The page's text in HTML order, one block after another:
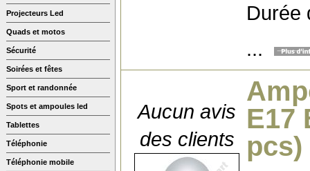
Projecteurs Led
Quads et motos
Sécurité
Soirées et fêtes
Sport et randonnée
Spots et ampoules led
Tablettes
Téléphonie
Téléphonie mobile
Durée
...
Aucun avis
des clients
E17
pcs)